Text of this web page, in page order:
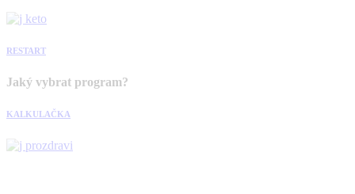
RESTART
Jaký vybrat program?
KALKULAČKA